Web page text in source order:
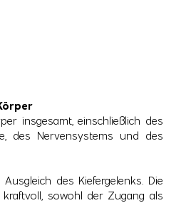
insgesamt, einschließlich des
des Nervensystems und des
des Kiefergelenks. Die
kraftvoll, sowohl der Zugang als